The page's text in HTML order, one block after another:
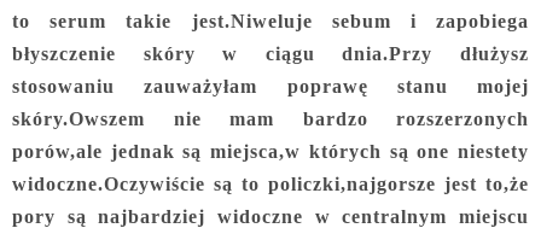
to serum takie jest.Niweluje sebum i zapobiega
błyszczenie skóry w ciągu dnia.Przy dłużysz
stosowaniu zauważyłam poprawę stanu mojej
skóry.Owszem nie mam bardzo rozszerzonych
porów,ale jednak są miejsca,w których są one niestety
widoczne.Oczywiście są to policzki,najgorsze jest to,że
pory są najbardziej widoczne w centralnym miejscu